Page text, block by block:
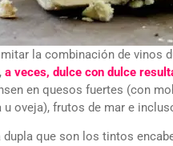
la combinación de vinos
a veces, dulce con dulce
en quesos fuertes (con
u oveja), frutos de mar e
dupla que son los tintos